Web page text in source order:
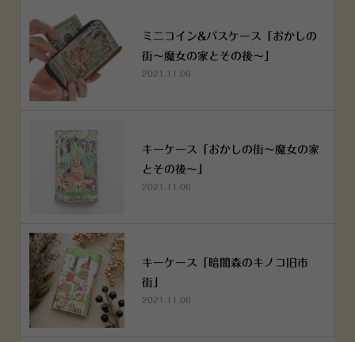
ミニコイン&パスケース「おかしの
街～魔女の家とその後～」
2021.11.06
キーケース「おかしの街～魔女の家
とその後～」
2021.11.06
キーケース「暗闇森のキノコ旧市
街」
2021.11.06